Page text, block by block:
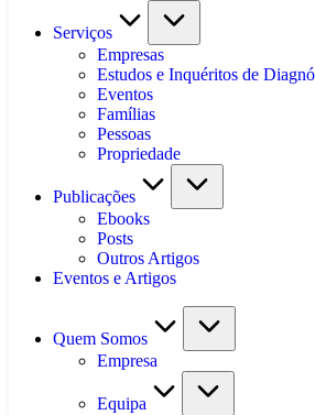
Serviços
Empresas
Estudos e Inquéritos de
Eventos
Famílias
Pessoas
Propriedade
Publicações
Ebooks
Posts
Outros Artigos
Eventos e Artigos
Quem Somos
Empresa
Equipa